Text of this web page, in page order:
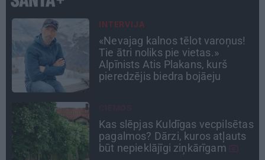
TAVS ĀRSTS
«Manā kabinetā bijusi teju visa
Liepāja.» Ārste Ingrīda
Gardovska par vairāk nekā 50
gadiem medicīnā
Noklusētās dzimtas saites,
attiecības ar brāli un 7. bērns kā
brīnums: atklāta saruna ar Andri